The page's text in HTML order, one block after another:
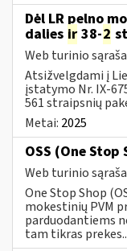
Dėl LR pelno
dalies ir 38-2
Web turinio
Atsižvelgdami į
įstatymo Nr. IX-
561 straipsnių
Metai: 2025
OSS (One Stop
Web turinio
One Stop Shop
mokestinių PVM
parduodantiems
tam tikras